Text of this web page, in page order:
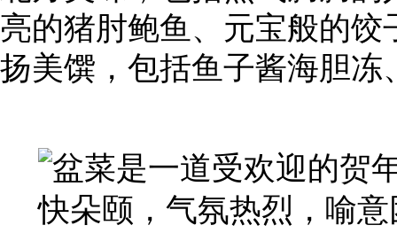
亮的猪肘鲍鱼、元宝般的
扬美馔，包括鱼子酱海胆